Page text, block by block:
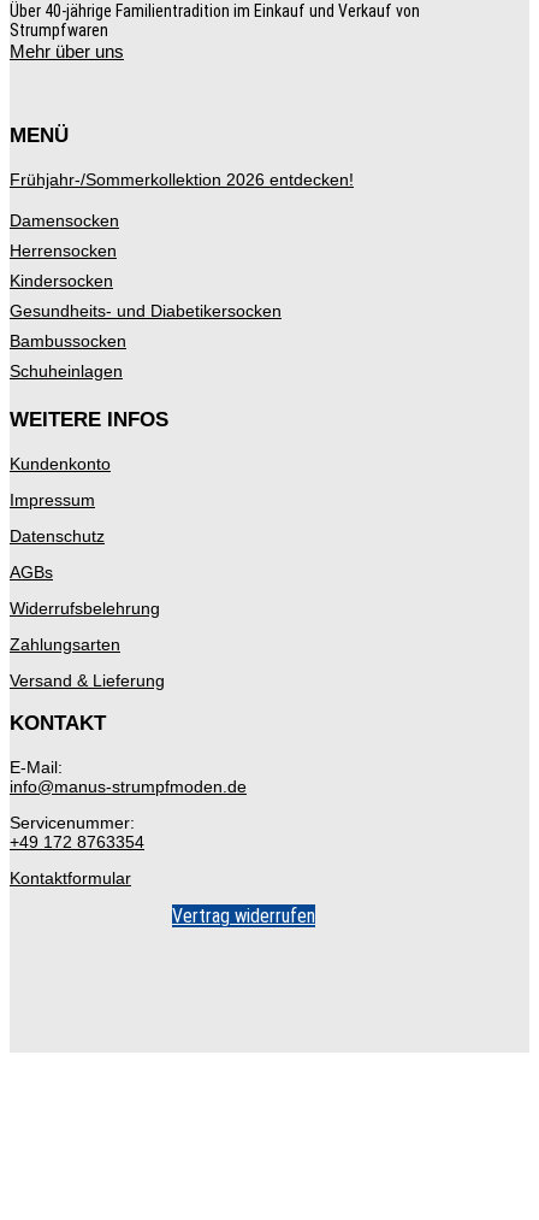
Über 40-jährige Familientradition im Einkauf und Verkauf von
Strumpfwaren
Mehr über uns
MENÜ
Frühjahr-/Sommerkollektion 2026 entdecken!
Damensocken
Herrensocken
Kindersocken
Gesundheits- und Diabetikersocken
Bambussocken
Schuheinlagen
WEITERE INFOS
Kundenkonto
Impressum
Datenschutz
AGBs
Widerrufsbelehrung
Zahlungsarten
Versand & Lieferung
KONTAKT
E-Mail:
info@manus-strumpfmoden.de
Servicenummer:
+49 172 8763354
Kontaktformular
Vertrag widerrufen